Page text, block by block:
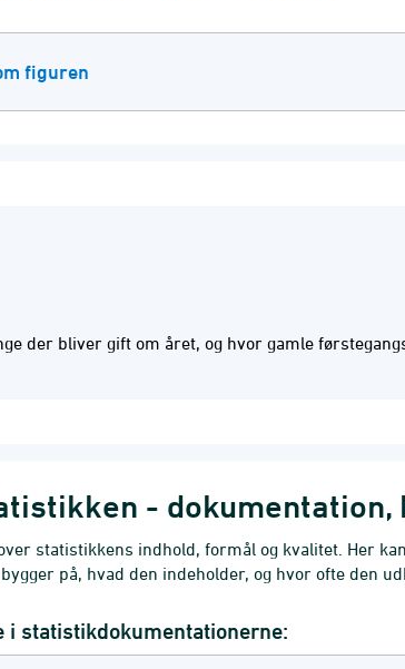
figuren
der bliver gift om året, og hvor gamle
- dokumentation,
statistikkens indhold, formål og kvalitet. Her
på, hvad den indeholder, og hvor ofte den
i statistikdokumentationerne: